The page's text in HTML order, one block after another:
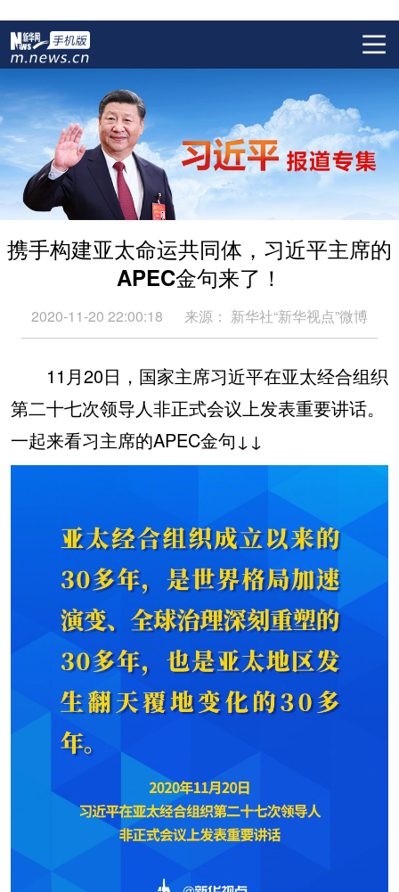
携手构建亚太命运共同体，习近平主席的
APEC金句来了！
2020-11-20 22:00:18 来源： 新华社“新华视点”微博
11月20日，国家主席习近平在亚太经合组织
第二十七次领导人非正式会议上发表重要讲话。
一起来看习主席的APEC金句↓↓